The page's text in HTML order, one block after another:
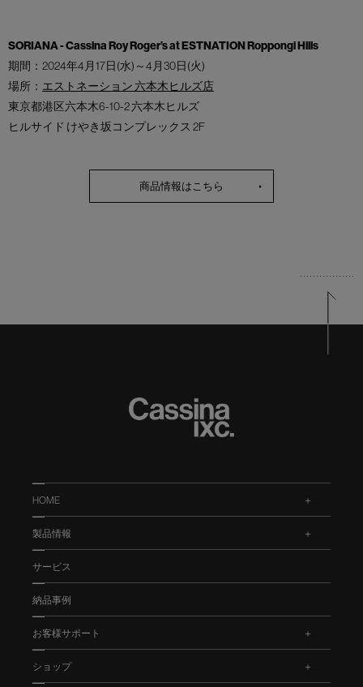
SORIANA - Cassina Roy Roger’s at ESTNATION Roppongi Hills
期間：2024年4月17日(水)～4月30日(火)
場所： エストネーション 六本木ヒルズ店
東京都港区六本木6-10-2 六本木ヒルズ
ヒルサイド けやき坂コンプレックス 2F
商品情報はこちら
HOME
製品情報
サービス
納品事例
お客様サポート
ショップ